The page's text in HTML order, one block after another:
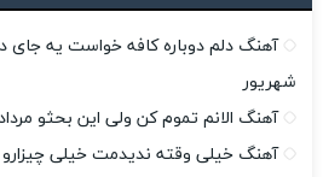
آهنگ دلم دوباره کافه خواست یه
شهریور
آهنگ الانم تموم کن ولی این بحثو
آهنگ خیلی وقته ندیدمت خیلی